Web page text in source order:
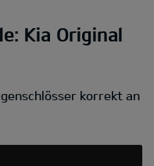
Kia Original
korrekt an